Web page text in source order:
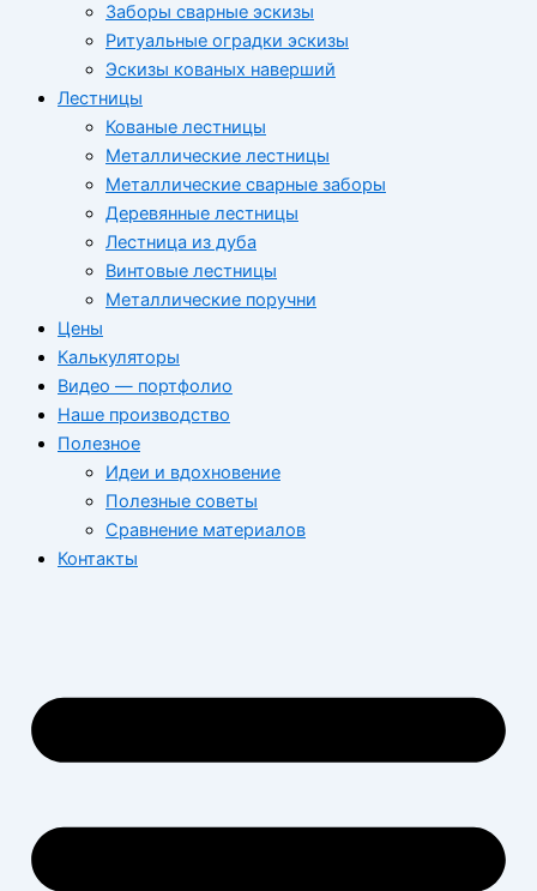
Заборы сварные эскизы
Ритуальные оградки эскизы
Эскизы кованых наверший
Лестницы
Кованые лестницы
Металлические лестницы
Металлические сварные заборы
Деревянные лестницы
Лестница из дуба
Винтовые лестницы
Металлические поручни
Цены
Калькуляторы
Видео — портфолио
Наше производство
Полезное
Идеи и вдохновение
Полезные советы
Сравнение материалов
Контакты